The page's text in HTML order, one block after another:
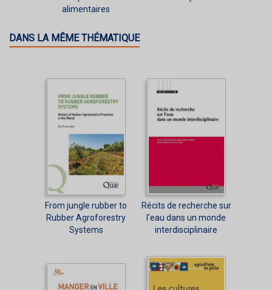
alimentaires
DANS LA MÊME THÉMATIQUE
From jungle rubber to
Rubber Agroforestry
Systems
Récits de recherche sur
l'eau dans un monde
interdisciplinaire